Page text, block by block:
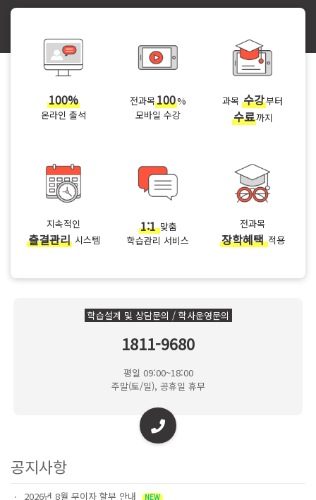
100%
온라인 출석
전과목100%
모바일 수강
과목수강부터
수료까지
지속적인
출결관리시스템
1:1맞춤
학습관리 서비스
전과목
장학혜택적용
학습설계 및 상담문의 / 학사운영문의
1811-9680
평일 09:00~18:00
주말(토/일), 공휴일 휴무
공지사항
2026년 8월 무이자 할부 안내 NEW